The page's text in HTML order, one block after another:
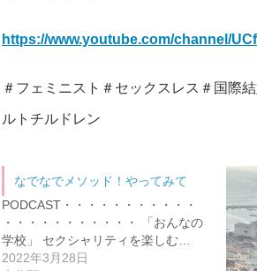
https://www.youtube.com/channel/
＃フェミニスト＃セックスレス＃国
ルトチルドレン
なでなでメソッド！やってみて
PODCAST・・・・・・・・・・・
・・・・・・・・・・・ 「おんなの
学校」 セクシャリティを楽しむ…
2022年3月28日